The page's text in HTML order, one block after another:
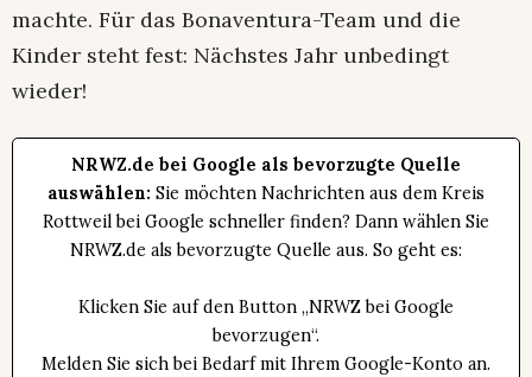
machte. Für das Bonaventura-Team und die
Kinder steht fest: Nächstes Jahr unbedingt
wieder!
NRWZ.de bei Google als bevorzugte Quelle
auswählen: Sie möchten Nachrichten aus dem Kreis
Rottweil bei Google schneller finden? Dann wählen Sie
NRWZ.de als bevorzugte Quelle aus. So geht es:
Klicken Sie auf den Button „NRWZ bei Google
bevorzugen“.
Melden Sie sich bei Bedarf mit Ihrem Google-Konto an.